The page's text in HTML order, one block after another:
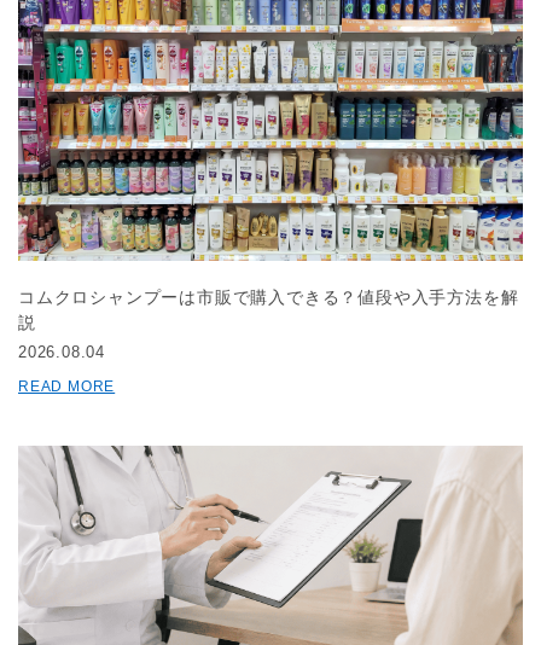
コムクロシャンプーは市販で購入できる？値段や入手方法を解
説
2026.08.04
READ MORE